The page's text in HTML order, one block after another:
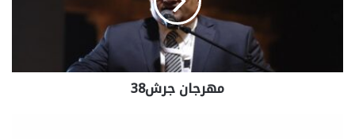
مهرجان جرش38